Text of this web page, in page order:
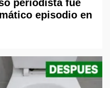
periodista fue
episodio en